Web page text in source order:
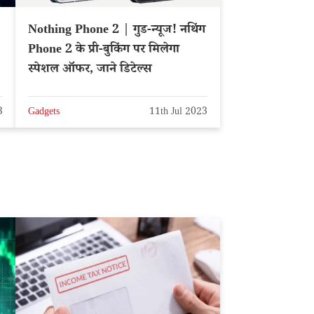
Nothing Phone 2 | गुड-न्यूज! नथिंग
Phone 2 के प्री-बुकिंग पर मिलेगा
स्पेशल ऑफर, जाने डिटेल्स
Gadgets 11th Jul 2023